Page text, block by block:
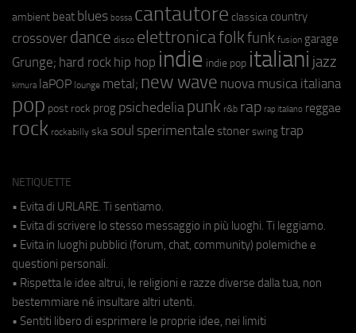
ambient beat blues bossa cantautore classica country
crossover dance disco elettronicafolkfunk fusion garage
Grunge; hard rock hip hop indie indie pop italiani jazz
kimura laPOP lounge metal; new wave nuova musica italiana
pop post rock prog psichedeliapunk r&b rap rap italiano reggae
rock rockabilly ska soul sperimentale stoner swing trap
NETIQUETTE
• Evita di URLARE. Ti sentiamo.
• Evita di scrivere lo stesso messaggio in più luoghi. Ti leggiamo.
• Evita in luoghi pubblici (forum, chat, community) polemiche e
questioni personali.
• Rispetta le idee altrui, le religioni e razze diverse dalla tua, non
bestemmiare né insultare altri utenti.
• Sentiti libero di esprimere le proprie idee, nei limiti